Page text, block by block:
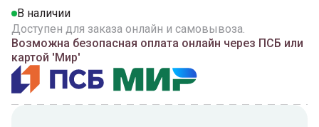
В наличии
Доступен для заказа онлайн и самовывоза.
Возможна безопасная оплата онлайн через ПСБ или
картой 'Мир'